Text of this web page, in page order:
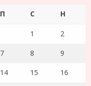
П С Н
1 2
7 8 9
14 15 16